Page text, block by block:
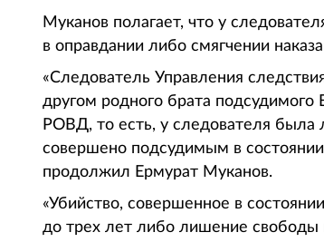
Муканов полагает, что у
в оправдании либо смягчении
«Следователь Управления
другом родного брата
РОВД, то есть, у следователя была
совершено подсудимым в
продолжил Ермурат Муканов.
«Убийство, совершенное в
до трех лет либо лишение свободы